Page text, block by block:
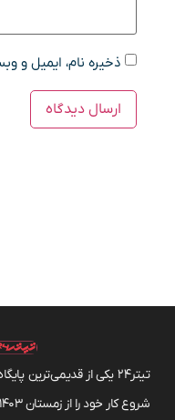
ذخیره نام، ایمیل و
تیتر24 یکی از
شروع کار خود را از زمستان 1403 شروع کرده است.